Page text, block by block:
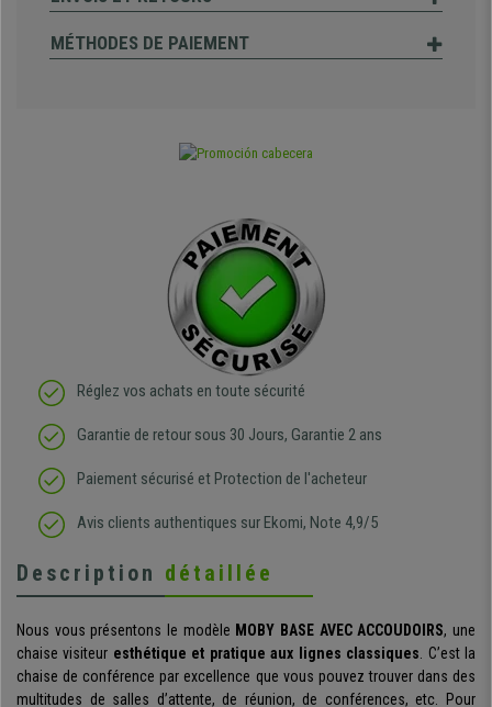
MÉTHODES DE PAIEMENT
Réglez vos achats en toute sécurité
Garantie de retour sous 30 Jours, Garantie 2 ans
Paiement sécurisé et Protection de l'acheteur
Avis clients authentiques sur Ekomi, Note 4,9/5
Description détaillée
Nous vous présentons le modèle MOBY BASE AVEC ACCOUDOIRS, une
chaise visiteur esthétique et pratique aux lignes classiques. C’est la
chaise de conférence par excellence que vous pouvez trouver dans des
multitudes de salles d’attente, de réunion, de conférences, etc. Pour